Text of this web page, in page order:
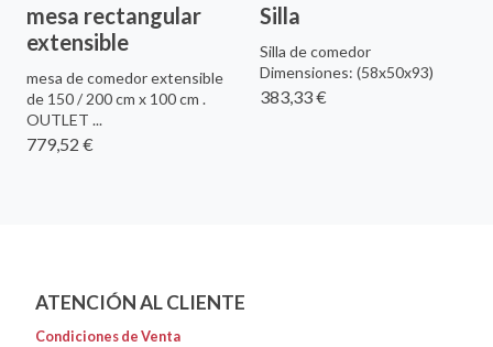
mesa rectangular
extensible
mesa de comedor extensible
de 150 / 200 cm x 100 cm .
OUTLET ...
779,52 €
Silla
Silla de comedor
Dimensiones: (58x50x93)
383,33 €
ATENCIÓN AL CLIENTE
Condiciones de Venta